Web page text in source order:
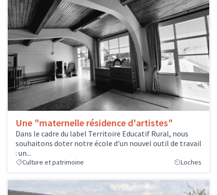
Une "maternelle résidence d'artistes"
Dans le cadre du label Territoire Educatif Rural, nous
souhaitons doter notre école d'un nouvel outil de travail
: un...
Culture et patrimoine Loches